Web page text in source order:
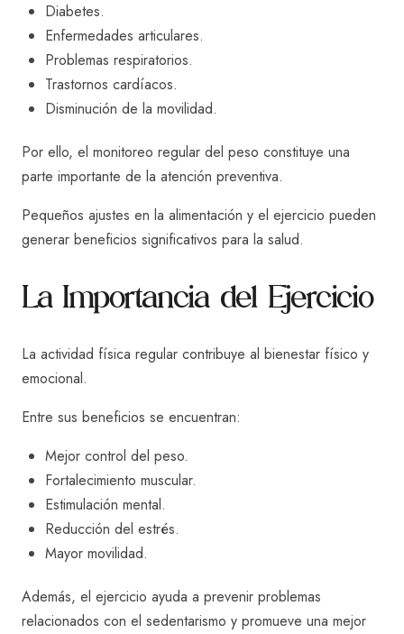
Diabetes.
Enfermedades articulares.
Problemas respiratorios.
Trastornos cardíacos.
Disminución de la movilidad.
Por ello, el monitoreo regular del peso constituye una
parte importante de la atención preventiva.
Pequeños ajustes en la alimentación y el ejercicio pueden
generar beneficios significativos para la salud.
La Importancia del Ejercicio
La actividad física regular contribuye al bienestar físico y
emocional.
Entre sus beneficios se encuentran:
Mejor control del peso.
Fortalecimiento muscular.
Estimulación mental.
Reducción del estrés.
Mayor movilidad.
Además, el ejercicio ayuda a prevenir problemas
relacionados con el sedentarismo y promueve una mejor